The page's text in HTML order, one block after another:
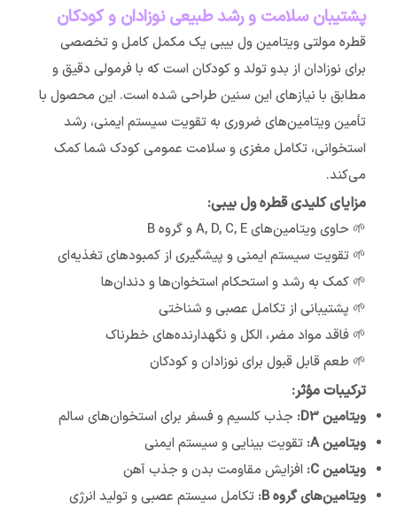
پشتیبان سلامت و رشد طبیعی نوزادان و کودکان
قطره مولتی ویتامین ول بیبی یک مکمل کامل و تخصصی
برای نوزادان از بدو تولد و کودکان است که با فرمولی دقیق و
مطابق با نیازهای این سنین طراحی شده است. این محصول با
تأمین ویتامین‌های ضروری به تقویت سیستم ایمنی، رشد
استخوانی، تکامل مغزی و سلامت عمومی کودک شما کمک
می‌کند.
مزایای کلیدی قطره ول بیبی:
🌱 حاوی ویتامین‌های A, D, C, E و گروه B
🌱 تقویت سیستم ایمنی و پیشگیری از کمبودهای تغذیه‌ای
🌱 کمک به رشد و استحکام استخوان‌ها و دندان‌ها
🌱 پشتیبانی از تکامل عصبی و شناختی
🌱 فاقد مواد مضر، الکل و نگهدارنده‌های خطرناک
🌱 طعم قابل قبول برای نوزادان و کودکان
ترکیبات مؤثر:
ویتامین D3:
جذب کلسیم و فسفر برای استخوان‌های سالم
ویتامین A:
تقویت بینایی و سیستم ایمنی
ویتامین C:
افزایش مقاومت بدن و جذب آهن
ویتامین‌های گروه B:
تکامل سیستم عصبی و تولید انرژی